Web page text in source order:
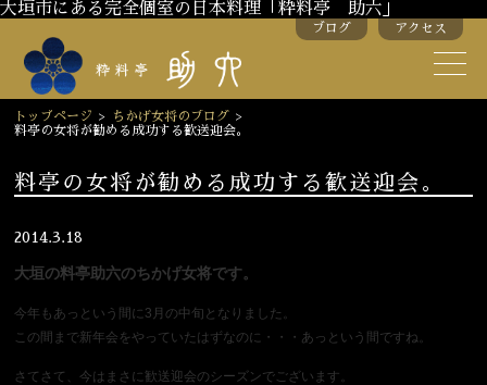
大垣市にある完全個室の日本料理「粋料亭 助六」
ブログ アクセス
トップページ > ちかげ女将のブログ >
料亭の女将が勧める成功する歓送迎会。
料亭の女将が勧める成功する歓送迎会。
2014.3.18
大垣の料亭助六のちかげ女将です。
今年もあっという間に3月の中旬となりました。
この間まで新年会をやっていたはずなのに・・・あっという間ですね。
さてさて、今はまさに歓送迎会のシーズンでございます。
スタッフ紹介
お部屋のご紹介 会議・舞台のご利用
結婚式・披露宴